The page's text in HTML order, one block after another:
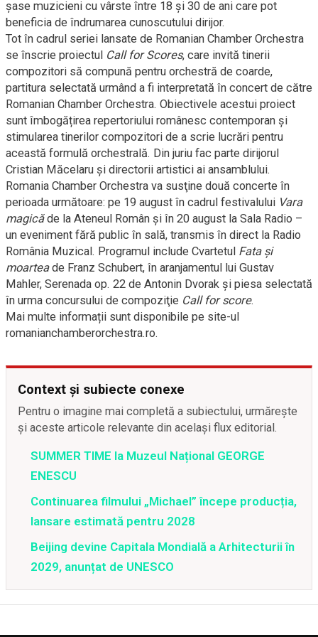
șase muzicieni cu vârste între 18 și 30 de ani care pot
beneficia de îndrumarea cunoscutului dirijor.
Tot în cadrul seriei lansate de Romanian Chamber Orchestra
se înscrie proiectul Call for Scores, care invită tinerii
compozitori să compună pentru orchestră de coarde,
partitura selectată urmând a fi interpretată în concert de către
Romanian Chamber Orchestra. Obiectivele acestui proiect
sunt îmbogățirea repertoriului românesc contemporan şi
stimularea tinerilor compozitori de a scrie lucrări pentru
această formulă orchestrală. Din juriu fac parte dirijorul
Cristian Măcelaru și directorii artistici ai ansamblului.
Romania Chamber Orchestra va susţine două concerte în
perioada următoare: pe 19 august în cadrul festivalului Vara
magicăde la Ateneul Român şi în 20 august la Sala Radio –
un eveniment fără public în sală, transmis în direct la Radio
România Muzical. Programul include Cvartetul Fata şi
moarteade Franz Schubert, în aranjamentul lui Gustav
Mahler, Serenada op. 22 de Antonin Dvorak şi piesa selectată
în urma concursului de compoziţie Call for score.
Mai multe informații sunt disponibile pe site-ul
romanianchamberorchestra.ro.
Context și subiecte conexe
Pentru o imagine mai completă a subiectului, urmărește
și aceste articole relevante din același flux editorial.
SUMMER TIME la Muzeul Național GEORGE
ENESCU
Continuarea filmului „Michael” începe producția,
lansare estimată pentru 2028
Beijing devine Capitala Mondială a Arhitecturii în
2029, anunțat de UNESCO